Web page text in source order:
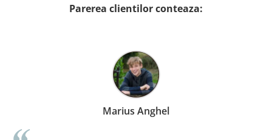
Parerea clientilor conteaza:
Marius Anghel